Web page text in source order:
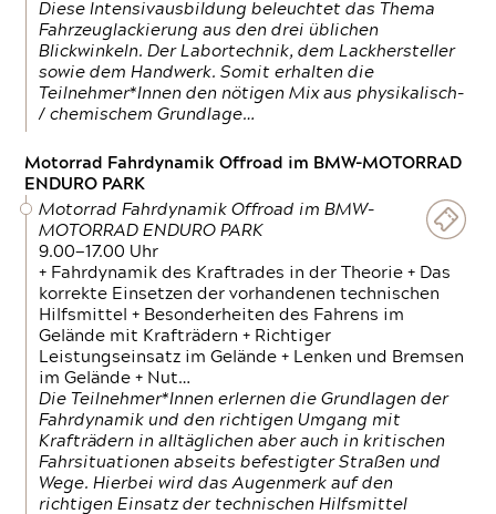
Diese Intensivausbildung beleuchtet das Thema
Fahrzeuglackierung aus den drei üblichen
Blickwinkeln. Der Labortechnik, dem Lackhersteller
sowie dem Handwerk. Somit erhalten die
Teilnehmer*Innen den nötigen Mix aus physikalisch-
/ chemischem Grundlage…
Motorrad Fahrdynamik Offroad im BMW-MOTORRAD
ENDURO PARK
Motorrad Fahrdynamik Offroad im BMW-
MOTORRAD ENDURO PARK
9.00—17.00 Uhr
+ Fahrdynamik des Kraftrades in der Theorie + Das
korrekte Einsetzen der vorhandenen technischen
Hilfsmittel + Besonderheiten des Fahrens im
Gelände mit Krafträdern + Richtiger
Leistungseinsatz im Gelände + Lenken und Bremsen
im Gelände + Nut…
Die Teilnehmer*Innen erlernen die Grundlagen der
Fahrdynamik und den richtigen Umgang mit
Krafträdern in alltäglichen aber auch in kritischen
Fahrsituationen abseits befestigter Straßen und
Wege. Hierbei wird das Augenmerk auf den
richtigen Einsatz der technischen Hilfsmittel